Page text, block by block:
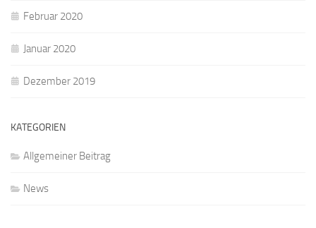
Februar 2020
Januar 2020
Dezember 2019
KATEGORIEN
Allgemeiner Beitrag
News